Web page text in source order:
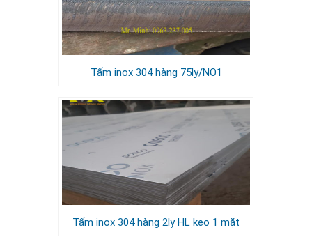
Tấm inox 304 hàng 75ly/NO1
Tấm inox 304 hàng 2ly HL keo 1 mặt